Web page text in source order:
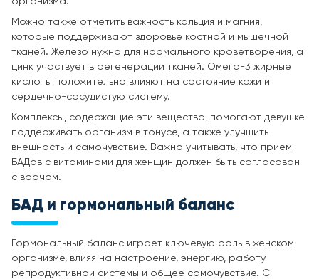
Можно также отметить важность кальция и магния,
которые поддерживают здоровье костной и мышечной
тканей. Железо нужно для нормального кроветворения, а
цинк участвует в регенерации тканей. Омега-3 жирные
кислоты положительно влияют на состояние кожи и
сердечно-сосудистую систему.
Комплексы, содержащие эти вещества, помогают девушке
поддерживать организм в тонусе, а также улучшить
внешность и самочувствие. Важно учитывать, что прием
БАДов с витаминами для женщин должен быть согласован
с врачом.
БАД и гормональный баланс
Гормональный баланс играет ключевую роль в женском
организме, влияя на настроение, энергию, работу
репродуктивной системы и общее самочувствие. С